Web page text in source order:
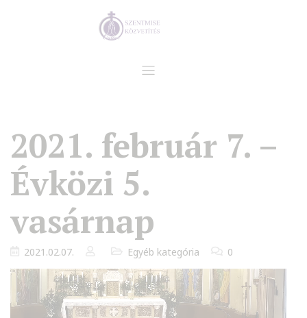
2021. február 7. –
Évközi 5.
vasárnap
2021.02.07. Egyéb kategória 0